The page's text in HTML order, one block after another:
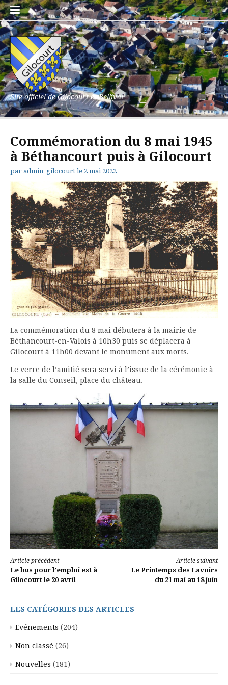
Aller
au
contenu
Site officiel de Gilocourt et Bellival
Commémoration du 8 mai 1945
à Béthancourt puis à Gilocourt
par admin_gilocourt le 2 mai 2022
La commémoration du 8 mai débutera à la mairie de
Béthancourt-en-Valois à 10h30 puis se déplacera à
Gilocourt à 11h00 devant le monument aux morts.
Le verre de l’amitié sera servi à l’issue de la cérémonie à
la salle du Conseil, place du château.
Lire
la
suite
Article précédent
Le bus pour l’emploi est à
Gilocourt le 20 avril
Article suivant
Le Printemps des Lavoirs
du 21 mai au 18 juin
LES CATÉGORIES DES ARTICLES
Evénements (204)
Non classé (26)
Nouvelles (181)